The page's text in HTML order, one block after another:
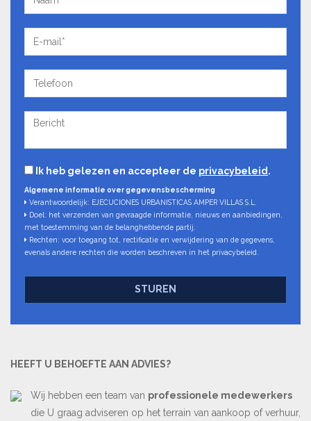
Ik heb gelezen en accepteer de privacybeleid .
Algemene informatie over gegevensbescherming
Verantwoordelijk: EJECUCIONES URBANISTICAS AMPER VILLAS S.L.
Doel: het verzenden van gevraagde informatie, nieuws en aanbiedingen,
met toestemming van de belanghebbende partij.
Rechten: voor toegang tot, rectificatie en verwijdering van de gegevens,
evenals andere rechten die worden beschreven in het privacybeleid.
STUREN
HEEFT U BEHOEFTE AAN ADVIES?
Wij hebben een team van professionele medewerkers
die U graag adviseren op het terrain van aankoop of verhuur,